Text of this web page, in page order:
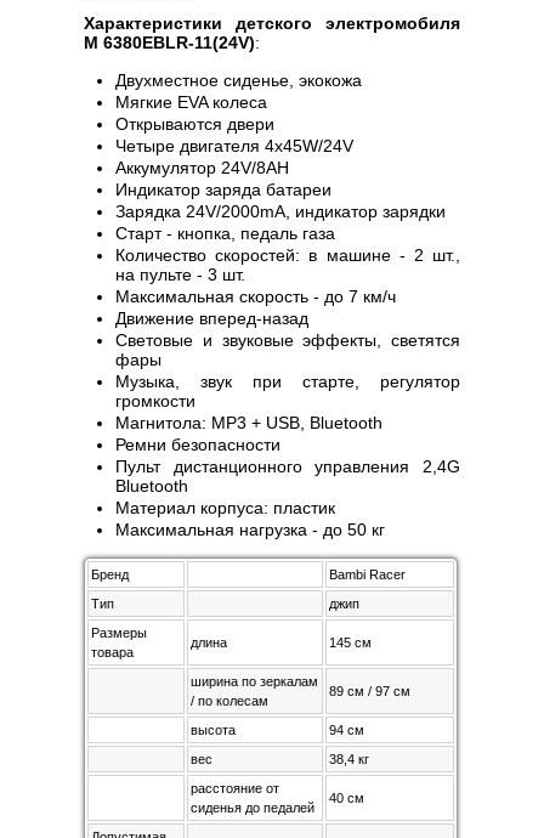
Характеристики детского электромобиля
M 6380EBLR-11(24V):
Двухместное сиденье, экокожа
Мягкие EVA колеса
Открываются двери
Четыре двигателя 4х45W/24V
Аккумулятор 24V/8AH
Индикатор заряда батареи
Зарядка 24V/2000mA, индикатор зарядки
Старт - кнопка, педаль газа
Количество скоростей: в машине - 2 шт.,
на пульте - 3 шт.
Максимальная скорость - до 7 км/ч
Движение вперед-назад
Световые и звуковые эффекты, светятся
фары
Музыка, звук при старте, регулятор
громкости
Магнитола: MP3 + USB, Bluetooth
Ремни безопасности
Пульт дистанционного управления 2,4G
Bluetooth
Материал корпуса: пластик
Максимальная нагрузка - до 50 кг
Бренд
Bambi Racer
Тип
джип
Размеры
товара
длина 145 см
ширина по зеркалам
/ по колесам
89 см / 97 см
высота
94 см
вес
38,4 кг
расстояние от
сиденья до педалей
40 см